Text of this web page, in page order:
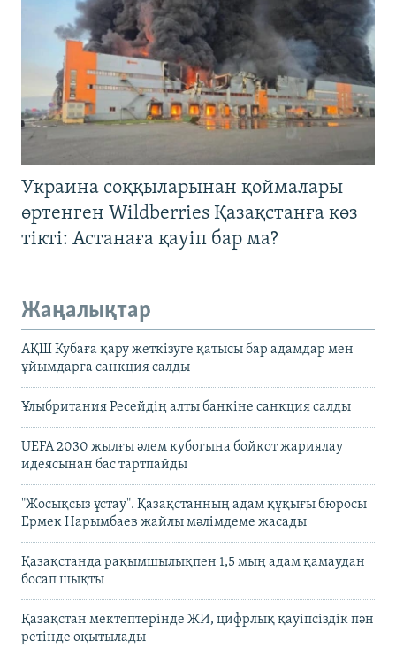
Украина соққыларынан қоймалары
өртенген Wildberries Қазақстанға көз
тікті: Астанаға қауіп бар ма?
Жаңалықтар
АҚШ Кубаға қару жеткізуге қатысы бар адамдар мен
ұйымдарға санкция салды
Ұлыбритания Ресейдің алты банкіне санкция салды
UEFA 2030 жылғы әлем кубогына бойкот жариялау
идеясынан бас тартпайды
"Жосықсыз ұстау". Қазақстанның адам құқығы бюросы
Ермек Нарымбаев жайлы мәлімдеме жасады
Қазақстанда рақымшылықпен 1,5 мың адам қамаудан
босап шықты
Қазақстан мектептерінде ЖИ, цифрлық қауіпсіздік пән
ретінде оқытылады